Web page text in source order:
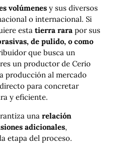
volúmenes y sus diversos
o internacional. Si
esta tierra rara por sus
de pulido, o como
que busca un
un productor de Cerio
producción al mercado
para concretar
y eficiente.
una relación
adicionales,
etapa del proceso.